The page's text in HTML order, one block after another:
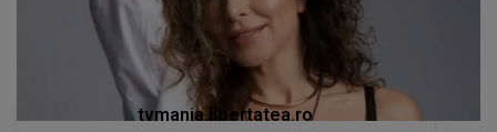
tvmania.libertatea.ro